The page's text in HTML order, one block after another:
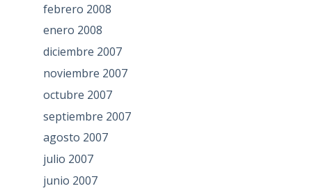
febrero 2008
enero 2008
diciembre 2007
noviembre 2007
octubre 2007
septiembre 2007
agosto 2007
julio 2007
junio 2007